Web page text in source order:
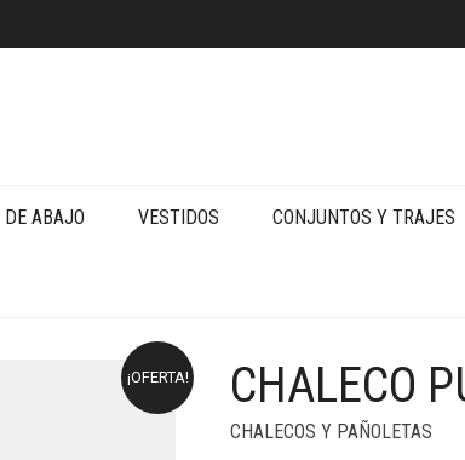
ABAJO VESTIDOS CONJUNTOS Y TRAJES
¡OFERTA! CHALECO
CHALECOS Y PAÑOLETAS